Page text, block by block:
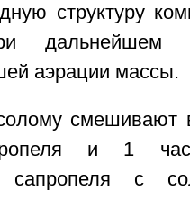
структуру
дальнейшем
аэрации массы.
смешивают
и 1
сапропеля с